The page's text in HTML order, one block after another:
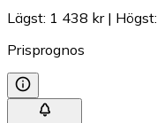
Lägst: 1 438 kr| Högst:
Prisprognos